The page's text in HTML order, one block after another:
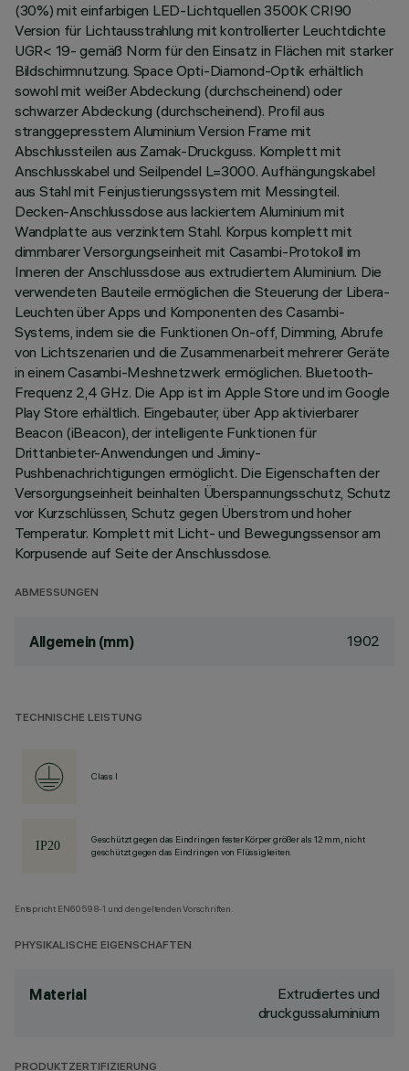
(30%) mit einfarbigen LED-Lichtquellen 3500K CRI90
Version für Lichtausstrahlung mit kontrollierter Leuchtdichte
UGR< 19- gemäß Norm für den Einsatz in Flächen mit starker
Bildschirmnutzung. Space Opti-Diamond-Optik erhältlich
sowohl mit weißer Abdeckung (durchscheinend) oder
schwarzer Abdeckung (durchscheinend). Profil aus
stranggepresstem Aluminium Version Frame mit
Abschlussteilen aus Zamak-Druckguss. Komplett mit
Anschlusskabel und Seilpendel L=3000. Aufhängungskabel
aus Stahl mit Feinjustierungssystem mit Messingteil.
Decken-Anschlussdose aus lackiertem Aluminium mit
Wandplatte aus verzinktem Stahl. Korpus komplett mit
dimmbarer Versorgungseinheit mit Casambi-Protokoll im
Inneren der Anschlussdose aus extrudiertem Aluminium. Die
verwendeten Bauteile ermöglichen die Steuerung der Libera-
Leuchten über Apps und Komponenten des Casambi-
Systems, indem sie die Funktionen On-off, Dimming, Abrufe
von Lichtszenarien und die Zusammenarbeit mehrerer Geräte
in einem Casambi-Meshnetzwerk ermöglichen. Bluetooth-
Frequenz 2,4 GHz. Die App ist im Apple Store und im Google
Play Store erhältlich. Eingebauter, über App aktivierbarer
Beacon (iBeacon), der intelligente Funktionen für
Drittanbieter-Anwendungen und Jiminy-
Pushbenachrichtigungen ermöglicht. Die Eigenschaften der
Versorgungseinheit beinhalten Überspannungsschutz, Schutz
vor Kurzschlüssen, Schutz gegen Überstrom und hoher
Temperatur. Komplett mit Licht- und Bewegungssensor am
Korpusende auf Seite der Anschlussdose.
ABMESSUNGEN
Allgemein (mm) 1902
TECHNISCHE LEISTUNG
Class I
Geschützt gegen das Eindringen fester Körper größer als 12 mm, nicht
geschützt gegen das Eindringen von Flüssigkeiten.
Entspricht EN60598-1 und den geltenden Vorschriften.
PHYSIKALISCHE EIGENSCHAFTEN
Material
Extrudiertes und
druckgussaluminium
PRODUKTZERTIFIZIERUNG